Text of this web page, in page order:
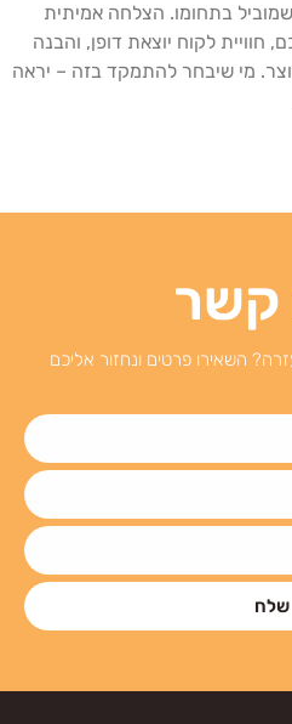
בתחומו. הצלחה אמיתית
חוויית לקוח יוצאת דופן, והבנה
מי שיבחר להתמקד בזה – יראה
קשר
השאירו פרטים ונחזור אליכם
שלח